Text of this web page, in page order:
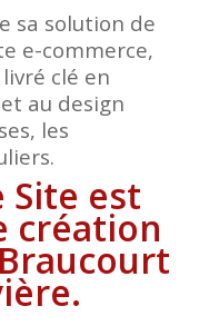
sa solution de
e-commerce,
clé en
au design
les
Site est
création